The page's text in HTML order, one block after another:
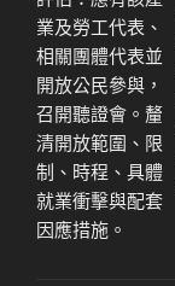
業及勞工代表、
相關團體代表並
開放公民參與，
召開聽證會。釐
清開放範圍、限
制、時程、具體
就業衝擊與配套
因應措施。